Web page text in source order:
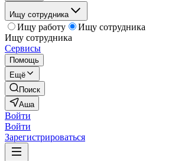
Ищу сотрудника
Ищу работу
Ищу сотрудника
Ищу сотрудника
Сервисы
Помощь
Ещё
Поиск
Аша
Войти
Войти
Зарегистрироваться